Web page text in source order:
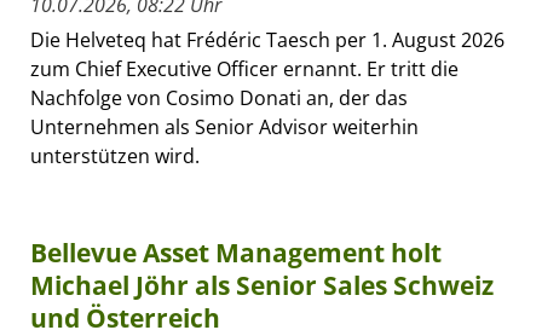
Die Helveteq hat Frédéric Taesch per 1. August 2026
zum Chief Executive Officer ernannt. Er tritt die
Nachfolge von Cosimo Donati an, der das
Unternehmen als Senior Advisor weiterhin
unterstützen wird.
Bellevue Asset Management holt
Michael Jöhr als Senior Sales Schweiz
und Österreich